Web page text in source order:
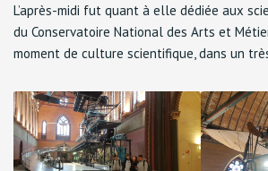
L’après-midi fut quant à elle dédiée aux
du Conservatoire National des Arts et
moment de culture scientifique, dans un